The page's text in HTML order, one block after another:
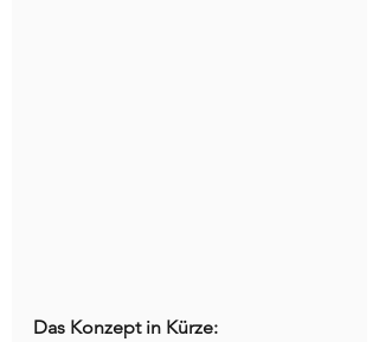
Das Konzept in Kürze: